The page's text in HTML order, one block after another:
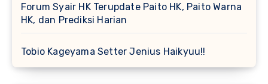
Forum Syair HK Terupdate Paito HK, Paito Warna
HK, dan Prediksi Harian
Tobio Kageyama Setter Jenius Haikyuu!!